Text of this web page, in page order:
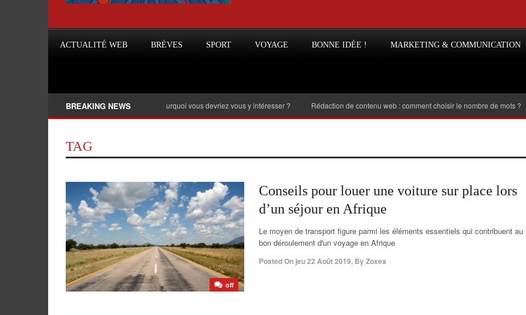
ACTUALITÉ WEB BRÈVES SPORT VOYAGE BONNE IDÉE ! MARKETING & COMMUNICATION
BREAKING NEWS
Banque privée, qu’est-ce que c’est et pourquoi vous devriez vous y intéresser ? Rédaction de contenu web : comment choisir le nombre de mots ?
TAG
off
Conseils pour louer une voiture sur place lors
d’un séjour en Afrique
Le moyen de transport figure parmi les éléments essentiels qui contribuent au
bon déroulement d'un voyage en Afrique
Posted On jeu 22 Août 2019, ByZoxea